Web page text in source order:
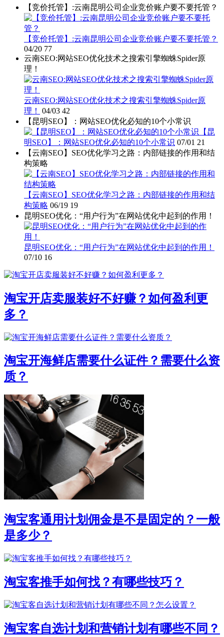
【竞价托管】:云南昆明公司企业竞价账户要不要托管？
【竞价托管】:云南昆明公司企业竞价账户要不要托管？
04/20 77
云南SEO:网站SEO优化技术之搜索引擎蜘蛛Spider原
理！
云南SEO:网站SEO优化技术之搜索引擎蜘蛛Spider原
理！
04/03 42
【昆明SEO】：网站SEO优化必知的10个小常识
【昆
明SEO】：网站SEO优化必知的10个小常识 07/01 21
【云南SEO】SEO优化学习之路：内部链接的作用和结
构策略
【云南SEO】SEO优化学习之路：内部链接的作用和结
构策略 06/19 19
昆明SEO优化：“用户行为”在网站优化中起到的作用！
昆明SEO优化：“用户行为”在网站优化中起到的作用！
07/10 16
淘宝开店卖服装好不好赚？如何盈利更
多？
淘宝开海鲜店需要什么证件？需要什么资
质？
淘宝客通用计划佣金是不是固定的？一般
是多少？
淘宝客推手如何找？有哪些技巧？
淘宝客自选计划和营销计划有哪些不同？